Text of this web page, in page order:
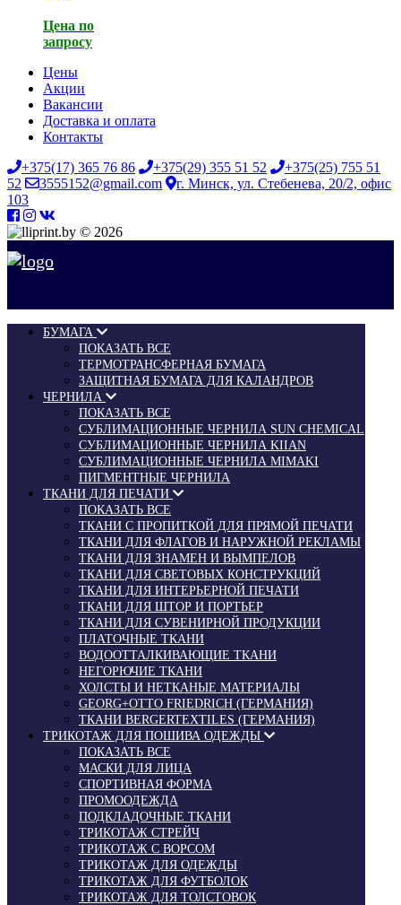
Цена по
запросу
Цены
Акции
Вакансии
Доставка и оплата
Контакты
+375(17) 365 76 86
+375(29) 355 51 52
+375(25) 755 51
52
3555152@gmail.com
г. Минск, ул. Стебенева, 20/2, офис
103
© 2026
БУМАГА
ПОКАЗАТЬ ВСЕ
ТЕРМОТРАНСФЕРНАЯ БУМАГА
ЗАЩИТНАЯ БУМАГА ДЛЯ КАЛАНДРОВ
ЧЕРНИЛА
ПОКАЗАТЬ ВСЕ
СУБЛИМАЦИОННЫЕ ЧЕРНИЛА SUN CHEMICAL
СУБЛИМАЦИОННЫЕ ЧЕРНИЛА KIIAN
СУБЛИМАЦИОННЫЕ ЧЕРНИЛА MIMAKI
ПИГМЕНТНЫЕ ЧЕРНИЛА
ТКАНИ ДЛЯ ПЕЧАТИ
ПОКАЗАТЬ ВСЕ
ТКАНИ С ПРОПИТКОЙ ДЛЯ ПРЯМОЙ ПЕЧАТИ
ТКАНИ ДЛЯ ФЛАГОВ И НАРУЖНОЙ РЕКЛАМЫ
ТКАНИ ДЛЯ ЗНАМЕН И ВЫМПЕЛОВ
ТКАНИ ДЛЯ СВЕТОВЫХ КОНСТРУКЦИЙ
ТКАНИ ДЛЯ ИНТЕРЬЕРНОЙ ПЕЧАТИ
ТКАНИ ДЛЯ ШТОР И ПОРТЬЕР
ТКАНИ ДЛЯ СУВЕНИРНОЙ ПРОДУКЦИИ
ПЛАТОЧНЫЕ ТКАНИ
ВОДООТТАЛКИВАЮЩИЕ ТКАНИ
НЕГОРЮЧИЕ ТКАНИ
ХОЛСТЫ И НЕТКАНЫЕ МАТЕРИАЛЫ
GEORG+OTTO FRIEDRICH (ГЕРМАНИЯ)
ТКАНИ BERGERTEXTILES (ГЕРМАНИЯ)
ТРИКОТАЖ ДЛЯ ПОШИВА ОДЕЖДЫ
ПОКАЗАТЬ ВСЕ
МАСКИ ДЛЯ ЛИЦА
СПОРТИВНАЯ ФОРМА
ПРОМООДЕЖДА
ПОДКЛАДОЧНЫЕ ТКАНИ
ТРИКОТАЖ СТРЕЙЧ
ТРИКОТАЖ С ВОРСОМ
ТРИКОТАЖ ДЛЯ ОДЕЖДЫ
ТРИКОТАЖ ДЛЯ ФУТБОЛОК
ТРИКОТАЖ ДЛЯ ТОЛСТОВОК